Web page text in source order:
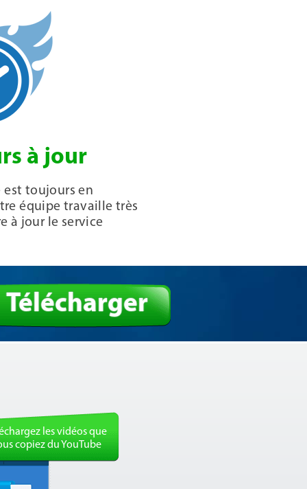
à jour
est toujours en
équipe travaille très
à jour le service
Télécharger
les vidéos que
copiez du YouTube